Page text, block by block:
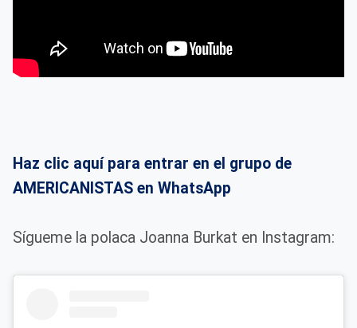
Haz clic aquí para entrar en el grupo de
AMERICANISTAS en WhatsApp
Sígueme la polaca Joanna Burkat en Instagram: